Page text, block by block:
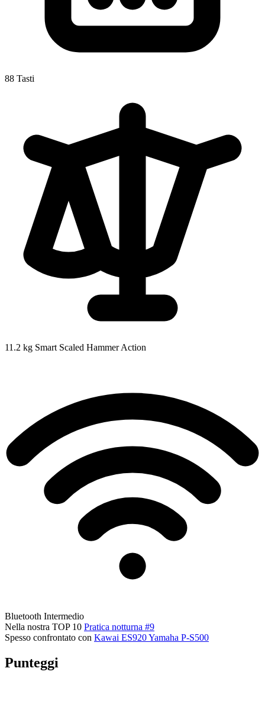
88 Tasti
11.2 kg Smart Scaled Hammer Action
Bluetooth Intermedio
Nella nostra TOP 10 Pratica notturna #9
Spesso confrontato con Kawai ES920Yamaha P-S500
Punteggi